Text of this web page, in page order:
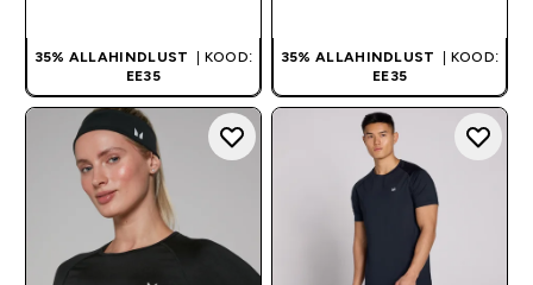
35% ALLAHINDLUST
| KOOD:
EE35
35% ALLAHINDLUST
| KOOD:
EE35